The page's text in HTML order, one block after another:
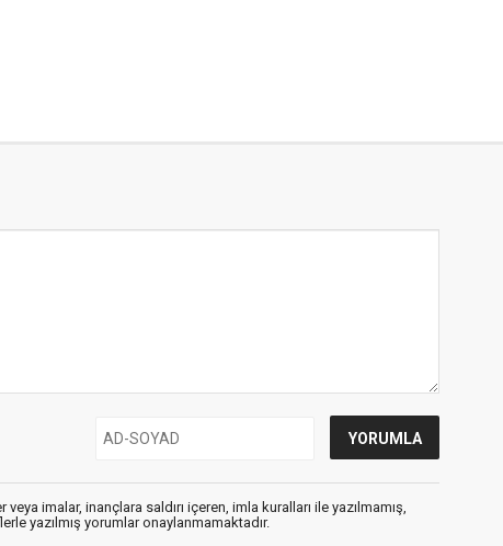
imalar, inançlara saldırı içeren, imla kuralları ile yazılmamış,
yazılmış yorumlar onaylanmamaktadır.